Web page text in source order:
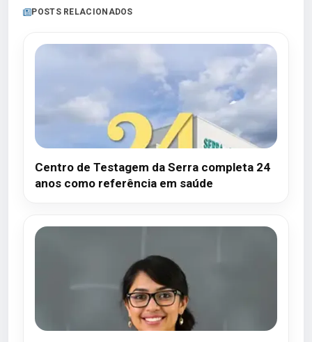
POSTS RELACIONADOS
Centro de Testagem da Serra completa 24
anos como referência em saúde